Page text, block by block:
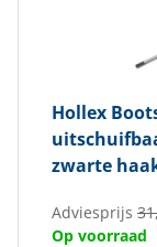
Hollex
zwarte
Adviesprijs
Op voorraad